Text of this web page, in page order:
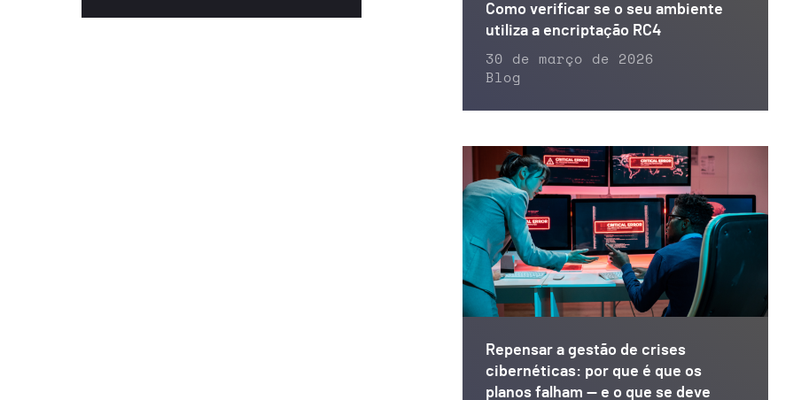
Como verificar se o seu ambiente
utiliza a encriptação RC4
30 de março de 2026
Blog
Repensar a gestão de crises
cibernéticas: por que é que os
planos falham — e o que se deve